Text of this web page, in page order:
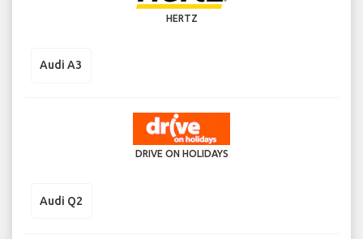
HERTZ
Audi A3
DRIVE ON HOLIDAYS
Audi Q2